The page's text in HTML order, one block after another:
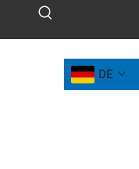
DE